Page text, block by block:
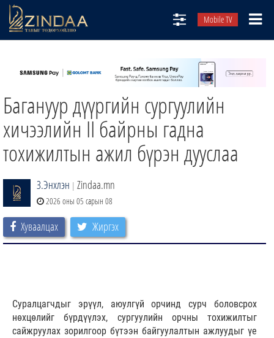
Mobile TV
ТВ8
ӨГЛӨӨНИЙ СОНИН
АУДИО ЗОХИОЛ
Багануур дүүргийн сургуулийн
хичээлийн II байрны гадна
тохижилтын ажил бүрэн дууслаа
З.Энхлэн | Zindaa.mn
2026 оны 05 сарын 08
Хуваалцах Жиргэх
Суралцагчдыг эрүүл, аюулгүй орчинд сурч боловсрох
нөхцөлийг бүрдүүлэх, сургуулийн орчны тохижилтыг
сайжруулах зорилгоор бүтээн байгуулалтын ажлуудыг үе